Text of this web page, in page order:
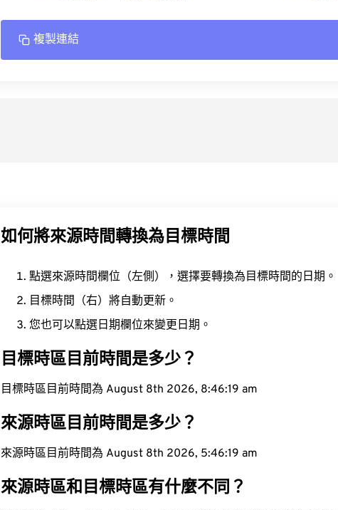
複製連結
如何將來源時間轉換為目標時間
點選來源時間欄位（左側），選擇要轉換為目標時間的日期。
目標時間（右）將自動更新。
您也可以點選日期欄位來變更日期。
目標時區目前時間是多少？
目標時區目前時間為 August 8th 2026, 8:46:20 am
來源時區目前時間是多少？
來源時區目前時間為 August 8th 2026, 5:46:20 am
來源時區和目標時區有什麼不同？